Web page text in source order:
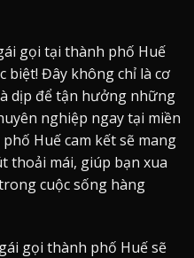
gọi tại thành phố Huế
biệt! Đây không chỉ là cơ
dịp để tận hưởng những
nghiệp ngay tại miền
Huế cam kết sẽ mang
thoải mái, giúp bạn xua
cuộc sống hàng
gọi thành phố Huế sẽ